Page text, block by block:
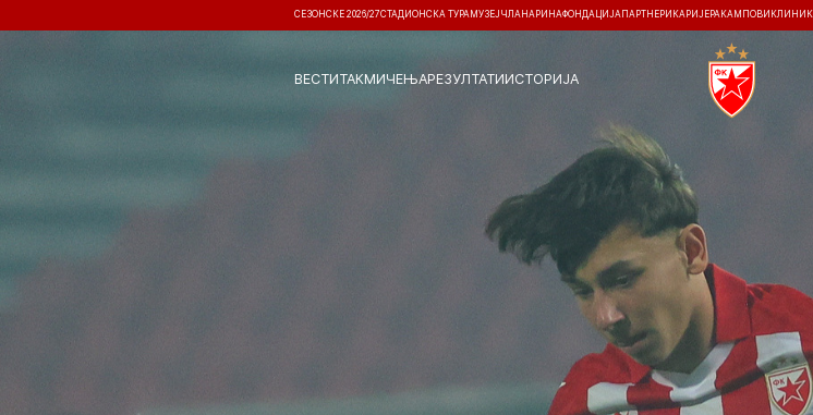
СЕЗОНСКЕ 2026/27СТАДИОНСКА ТУРА МУЗЕЈ ЧЛАНАРИНАФОНДАЦИЈА ПАРТНЕРИ КАРИЈЕРА КАМПОВИ
ВЕСТИТАКМИЧЕЊАРЕЗУЛТАТИИСТОРИЈА